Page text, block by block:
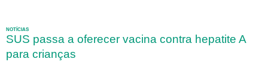
NOTÍCIAS
SUS passa a oferecer vacina contra hepatite A
para crianças